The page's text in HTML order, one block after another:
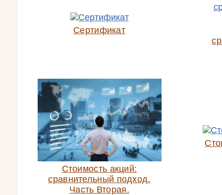
Сертификат
Стоимость акций:
сравнительный подход.
Часть Вторая.